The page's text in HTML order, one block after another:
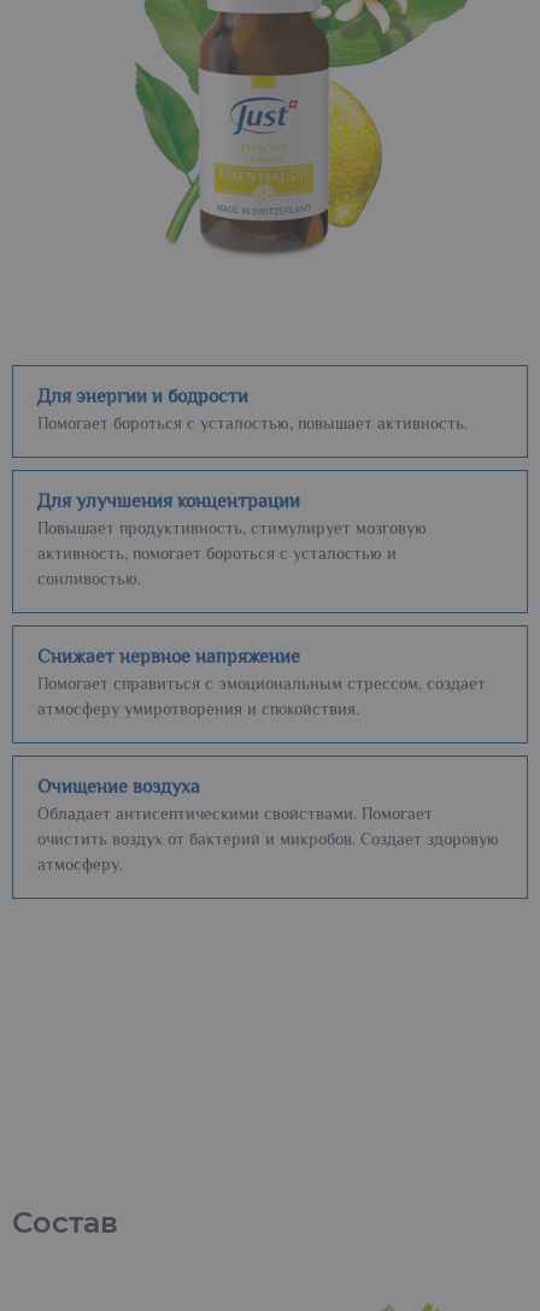
Для энергии и бодрости
Помогает бороться с усталостью, повышает активность.
Для улучшения концентрации
Повышает продуктивность, стимулирует мозговую
активность, помогает бороться с усталостью и
сонливостью.
Снижает нервное напряжение
Помогает справиться с эмоциональным стрессом, создает
атмосферу умиротворения и спокойствия.
Очищение воздуха
Обладает антисептическими свойствами. Помогает
очистить воздух от бактерий и микробов. Создает здоровую
атмосферу.
Состав